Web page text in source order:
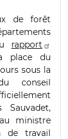
de forêt
rapport
place du
sous la
conseil
ministre
de travail